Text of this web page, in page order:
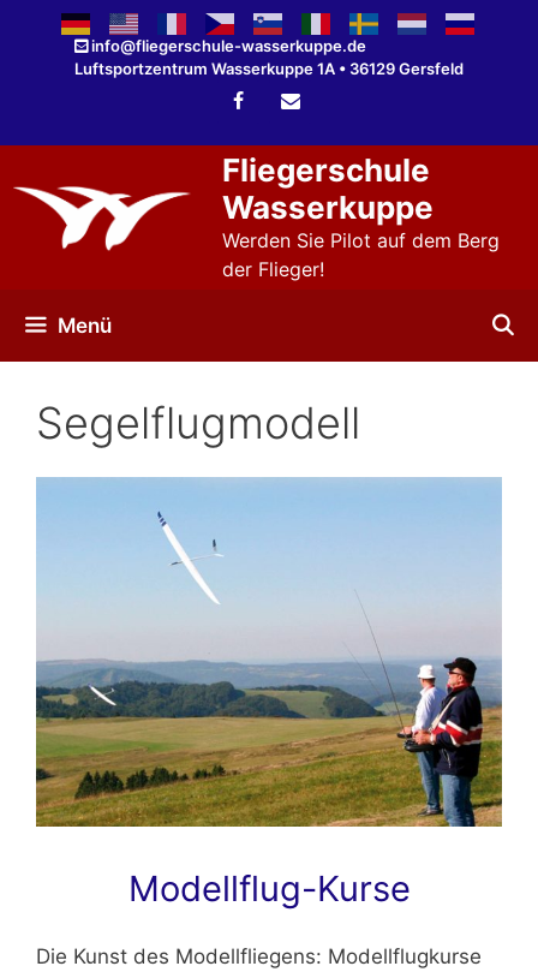
springen
info@fliegerschule-wasserkuppe.de
Luftsportzentrum Wasserkuppe 1A • 36129 Gersfeld
Fliegerschule
Wasserkuppe
Werden Sie Pilot auf dem Berg
der Flieger!
Menü
Segelflugmodell
Modellflug-Kurse
Die Kunst des Modellfliegens: Modellflugkurse